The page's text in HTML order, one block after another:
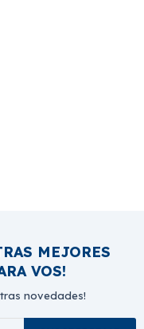
MEJORES
VOS!
novedades!